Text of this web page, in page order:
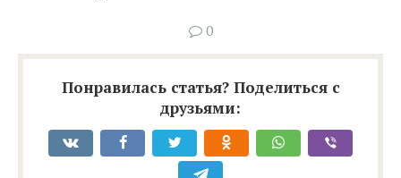
0
Понравилась статья? Поделиться с
друзьями: